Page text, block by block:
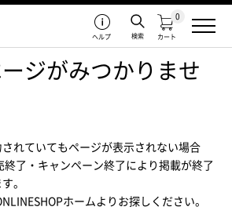
カート
0
検索
ヘルプ
ジがみつかりませ
れていてもページが表示されない場合
終了・キャンペーン終了により掲載が終了
。
ホームよりお探しください。